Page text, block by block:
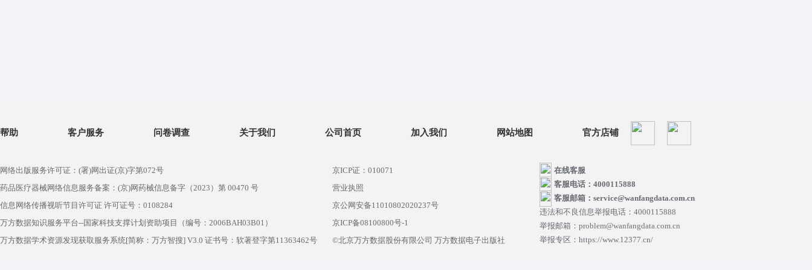
帮助 客户服务 问卷调查 关于我们 公司首页 加入我们 网站地图 官方店铺
网络出版服务许可证：(署)网出证(京)字第072号
药品医疗器械网络信息服务备案：(京)网药械信息备字（2023）第 00470 号
信息网络传播视听节目许可证 许可证号：0108284
万方数据知识服务平台--国家科技支撑计划资助项目（编号：2006BAH03B01）
万方数据学术资源发现获取服务系统[简称：万方智搜] V3.0 证书号：软著登字第11363462号
京ICP证：010071
营业执照
京公网安备11010802020237号
京ICP备08100800号-1
©北京万方数据股份有限公司 万方数据电子出版社
在线客服
客服电话：4000115888
客服邮箱：service@wanfangdata.com.cn
违法和不良信息举报电话：4000115888
举报邮箱：problem@wanfangdata.com.cn
举报专区：https://www.12377.cn/